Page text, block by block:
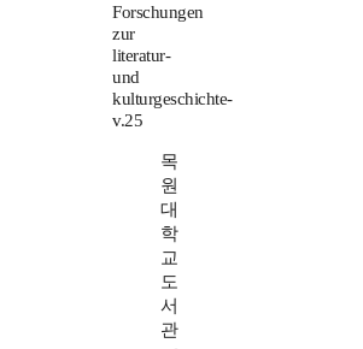
Forschungen
zur
literatur-
und
kulturgeschichte-
v.25
목
원
대
학
교
도
서
관